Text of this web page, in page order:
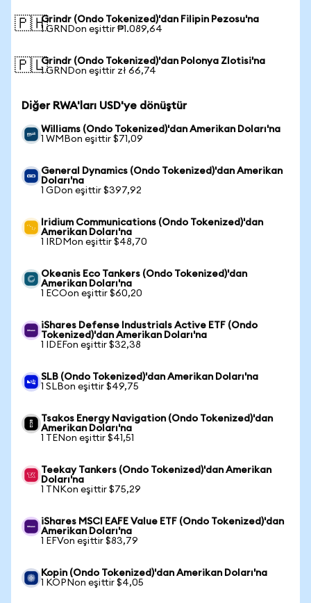
🇵🇭Grindr (Ondo Tokenized)'dan Filipin Pezosu'na
1 GRNDon eşittir ₱1.089,64
🇵🇱Grindr (Ondo Tokenized)'dan Polonya Zlotisi'na
1 GRNDon eşittir zł 66,74
Diğer RWA'ları USD'ye dönüştür
Williams (Ondo Tokenized)'dan Amerikan Doları'na
1 WMBon eşittir $71,09
General Dynamics (Ondo Tokenized)'dan Amerikan
Doları'na
1 GDon eşittir $397,92
Iridium Communications (Ondo Tokenized)'dan
Amerikan Doları'na
1 IRDMon eşittir $48,70
Okeanis Eco Tankers (Ondo Tokenized)'dan
Amerikan Doları'na
1 ECOon eşittir $60,20
iShares Defense Industrials Active ETF (Ondo
Tokenized)'dan Amerikan Doları'na
1 IDEFon eşittir $32,38
SLB (Ondo Tokenized)'dan Amerikan Doları'na
1 SLBon eşittir $49,75
Tsakos Energy Navigation (Ondo Tokenized)'dan
Amerikan Doları'na
1 TENon eşittir $41,51
Teekay Tankers (Ondo Tokenized)'dan Amerikan
Doları'na
1 TNKon eşittir $75,29
iShares MSCI EAFE Value ETF (Ondo Tokenized)'dan
Amerikan Doları'na
1 EFVon eşittir $83,79
Kopin (Ondo Tokenized)'dan Amerikan Doları'na
1 KOPNon eşittir $4,05